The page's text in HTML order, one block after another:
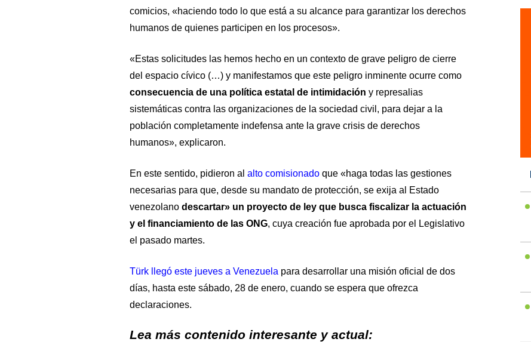
comicios, «haciendo todo lo que está a su alcance para garantizar los derechos
humanos de quienes participen en los procesos».
«Estas solicitudes las hemos hecho en un contexto de grave peligro de cierre
del espacio cívico (…) y manifestamos que este peligro inminente ocurre como
consecuencia de una política estatal de intimidación y represalias
sistemáticas contra las organizaciones de la sociedad civil, para dejar a la
población completamente indefensa ante la grave crisis de derechos
humanos», explicaron.
En este sentido, pidieron al alto comisionadoque «haga todas las gestiones
necesarias para que, desde su mandato de protección, se exija al Estado
venezolano descartar» un proyecto de ley que busca fiscalizar la actuación
y el financiamiento de las ONG, cuya creación fue aprobada por el Legislativo
el pasado martes.
Türk llegó este jueves a Venezuela para desarrollar una misión oficial de dos
días, hasta este sábado, 28 de enero, cuando se espera que ofrezca
declaraciones.
Lea más contenido interesante y actual: